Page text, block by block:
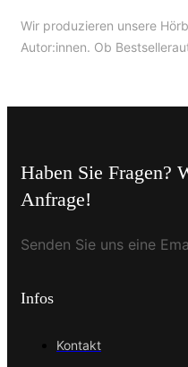
Wir produzieren unsere
Autor:innen. Ob
Haben Sie Fragen?
Anfrage!
Senden Sie uns eine
Infos
Kontakt